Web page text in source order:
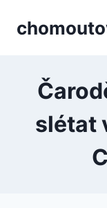
slétat